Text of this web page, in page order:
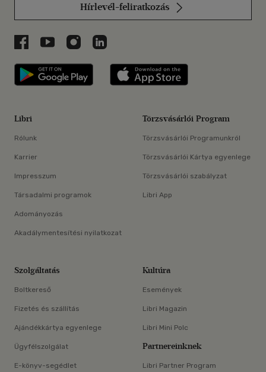
Hírlevél-feliratkozás
Libri a Facebookon
Libri a Youtube-on
Libri az Instagramon
Libri a LinkedInen
Libri applikáció Szerezd meg: Google
Libri
Rólunk
Karrier
Impresszum
Társadalmi programok
Adományozás
Akadálymentesítési nyilatkozat
Törzsvásárlói Program
Törzsvásárlói Programunkról
Törzsvásárlói Kártya egyenlege
Törzsvásárlói szabályzat
Libri App
Szolgáltatás
Boltkereső
Fizetés és szállítás
Ajándékkártya egyenlege
Ügyfélszolgálat
E-könyv-segédlet
Kultúra
Események
Libri Magazin
Libri Mini Polc
Partnereinknek
Libri Partner Program